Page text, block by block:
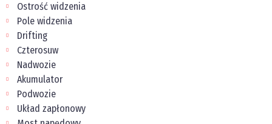
Ostrość widzenia
Pole widzenia
Drifting
Czterosuw
Nadwozie
Akumulator
Podwozie
Układ zapłonowy